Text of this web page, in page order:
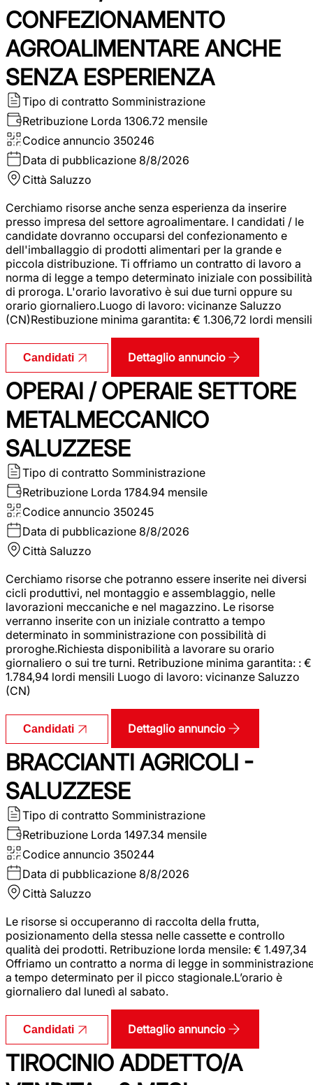
CONFEZIONAMENTO
AGROALIMENTARE ANCHE
SENZA ESPERIENZA
Tipo di contratto Somministrazione
Retribuzione Lorda 1306.72 mensile
Codice annuncio 350246
Data di pubblicazione 8/8/2026
Città Saluzzo
Cerchiamo risorse anche senza esperienza da inserire
presso impresa del settore agroalimentare. I candidati / le
candidate dovranno occuparsi del confezionamento e
dell'imballaggio di prodotti alimentari per la grande e
piccola distribuzione. Ti offriamo un contratto di lavoro a
norma di legge a tempo determinato iniziale con possibilità
di proroga. L'orario lavorativo è sui due turni oppure su
orario giornaliero.Luogo di lavoro: vicinanze Saluzzo
(CN)Restibuzione minima garantita: € 1.306,72 lordi mensili
Candidati Dettaglio annuncio
OPERAI / OPERAIE SETTORE
METALMECCANICO
SALUZZESE
Tipo di contratto Somministrazione
Retribuzione Lorda 1784.94 mensile
Codice annuncio 350245
Data di pubblicazione 8/8/2026
Città Saluzzo
Cerchiamo risorse che potranno essere inserite nei diversi
cicli produttivi, nel montaggio e assemblaggio, nelle
lavorazioni meccaniche e nel magazzino. Le risorse
verranno inserite con un iniziale contratto a tempo
determinato in somministrazione con possibilità di
proroghe.Richiesta disponibilità a lavorare su orario
giornaliero o sui tre turni. Retribuzione minima garantita: : €
1.784,94 lordi mensili Luogo di lavoro: vicinanze Saluzzo
(CN)
Candidati Dettaglio annuncio
BRACCIANTI AGRICOLI -
SALUZZESE
Tipo di contratto Somministrazione
Retribuzione Lorda 1497.34 mensile
Codice annuncio 350244
Data di pubblicazione 8/8/2026
Città Saluzzo
Le risorse si occuperanno di raccolta della frutta,
posizionamento della stessa nelle cassette e controllo
qualità dei prodotti. Retribuzione lorda mensile: € 1.497,34
Offriamo un contratto a norma di legge in
a tempo determinato per il picco stagionale.L’orario è
giornaliero dal lunedì al sabato.
Candidati Dettaglio annuncio
TIROCINIO ADDETTO/A